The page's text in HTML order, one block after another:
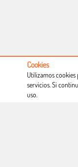
Condiciones de uso
Cookies
Utilizamos
servicios. Si
uso.